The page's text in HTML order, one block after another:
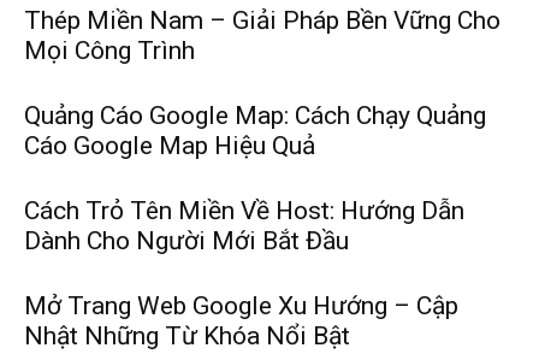
Thép Miền Nam – Giải Pháp Bền Vững Cho
Mọi Công Trình
Quảng Cáo Google Map: Cách Chạy Quảng
Cáo Google Map Hiệu Quả
Cách Trỏ Tên Miền Về Host: Hướng Dẫn
Dành Cho Người Mới Bắt Đầu
Mở Trang Web Google Xu Hướng – Cập
Nhật Những Từ Khóa Nổi Bật